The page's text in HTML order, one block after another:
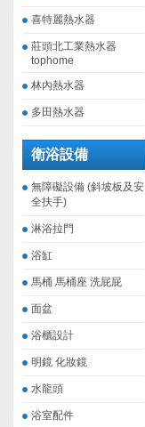
喜特麗熱水器
莊頭北工業熱水器
tophome
林內熱水器
多田熱水器
衛浴設備
無障礙設備 (斜坡板及安
全扶手)
淋浴拉門
浴缸
馬桶 馬桶座 洗屁屁
面盆
浴櫃設計
明鏡 化妝鏡
水龍頭
浴室配件